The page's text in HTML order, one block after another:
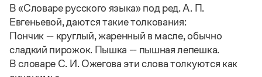
Словари
Большой орфоэпический словарь русского языка
Большой толковый словарь русских глаголов
Большой толковый словарь русских существительных
Большой толковый словарь русского языка
Большой универсальный словарь русского языка
Русский орфографический словарь
Большой орфоэпический словарь русского языка
Словарь трудностей русского языка
Русское словесное ударение
Словарь собственных имён
Ответы справочной службы
Справочники
Правила русской орфографии и пунктуации
Учебник
В «Словаре русского языка» под ред. А. П.
Евгеньевой, даются такие толкования:
Пончик -- круглый, жаренный в масле, обычно
сладкий пирожок. Пышка -- пышная лепешка.
В словаре С. И. Ожегова эти слова толкуются как